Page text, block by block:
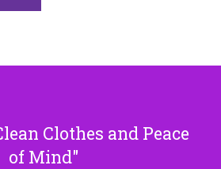
Clothes and Peace
of Mind